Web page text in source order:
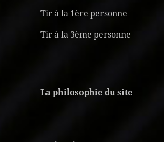
Tir à la 1ère personne
Tir à la 3ème personne
La philosophie du site